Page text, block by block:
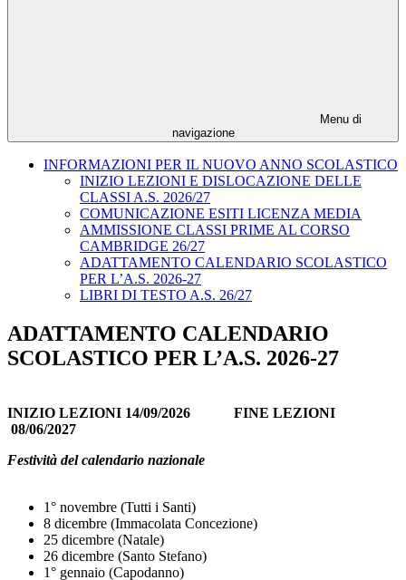
Menu di
navigazione
INFORMAZIONI PER IL NUOVO ANNO SCOLASTICO
INIZIO LEZIONI E DISLOCAZIONE DELLE
CLASSI A.S. 2026/27
COMUNICAZIONE ESITI LICENZA MEDIA
AMMISSIONE CLASSI PRIME AL CORSO
CAMBRIDGE 26/27
ADATTAMENTO CALENDARIO SCOLASTICO
PER L’A.S. 2026-27
LIBRI DI TESTO A.S. 26/27
ADATTAMENTO CALENDARIO
SCOLASTICO PER L’A.S. 2026-27
INIZIO LEZIONI 14/09/2026 FINE LEZIONI
08/06/2027
Festività del calendario nazionale
1° novembre (Tutti i Santi)
8 dicembre (Immacolata Concezione)
25 dicembre (Natale)
26 dicembre (Santo Stefano)
1° gennaio (Capodanno)